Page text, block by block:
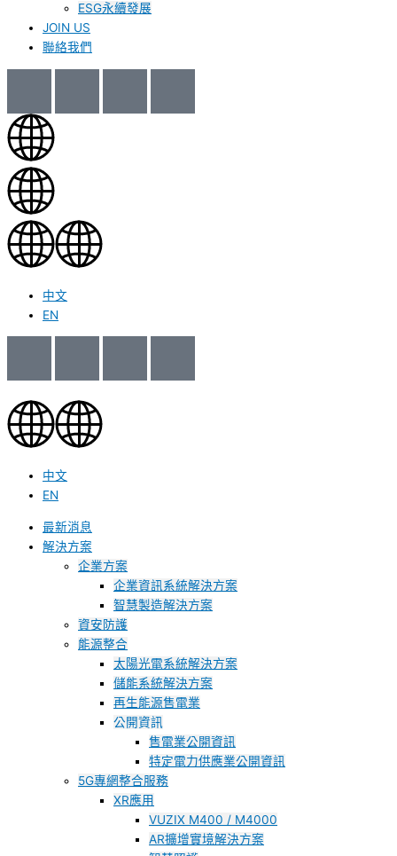
ESG永續發展
JOIN US
聯絡我們
中文
EN
中文
EN
最新消息
解決方案
企業方案
企業資訊系統解決方案
智慧製造解決方案
資安防護
能源整合
太陽光電系統解決方案
儲能系統解決方案
再生能源售電業
公開資訊
售電業公開資訊
特定電力供應業公開資訊
5G專網整合服務
XR應用
VUZIX M400 / M4000
AR擴增實境解決方案